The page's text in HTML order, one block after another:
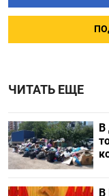
ЧИТАТЬ ЕЩЕ
В
В